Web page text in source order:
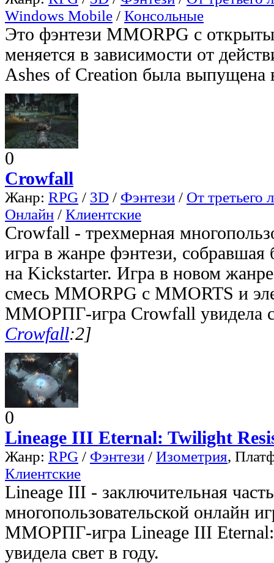
Windows Mobile / Консольные
Это фэнтези MMORPG с
меняется в зависимости от
Ashes of Creation была выпущена
0
Crowfall
Жанр: RPG / 3D / Фэнтези / От третьего
Онлайн / Клиентские
Crowfall - трехмерная
игра в жанре фэнтези, собравшая
на Kickstarter. Игра в новом
смесь MMORPG с MMORTS и
ММОРПГ-игра Crowfall увидела
Crowfall:2]
0
Lineage III Eternal: Twilight
Жанр: RPG / Фэнтези / Изометрия,
Клиентские
Lineage III - заключительная
многопользовательской онлайн
ММОРПГ-игра Lineage III Eternal:
увидела свет в году.